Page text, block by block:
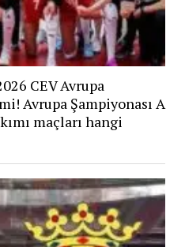
CEV Avrupa
Avrupa Şampiyonası A
maçları hangi